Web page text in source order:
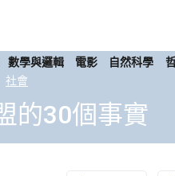
數學與邏輯 電影 自然科學
社會
的30個事實